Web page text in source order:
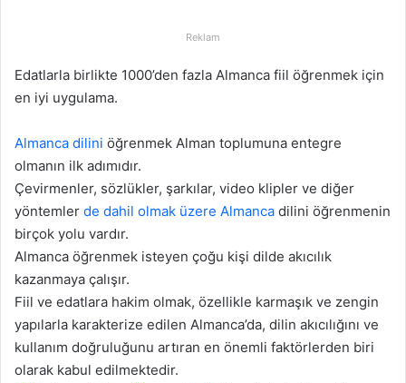
e
m
Reklam
Edatlarla birlikte 1000’den fazla Almanca fiil öğrenmek için
en iyi uygulama.
Almanca dilini öğrenmek Alman toplumuna entegre
olmanın ilk adımıdır.
Çevirmenler, sözlükler, şarkılar, video klipler ve diğer
yöntemler de dahil olmak üzere Almanca dilini öğrenmenin
birçok yolu vardır.
Almanca öğrenmek isteyen çoğu kişi dilde akıcılık
kazanmaya çalışır.
Fiil ve edatlara hakim olmak, özellikle karmaşık ve zengin
yapılarla karakterize edilen Almanca’da, dilin akıcılığını ve
kullanım doğruluğunu artıran en önemli faktörlerden biri
olarak kabul edilmektedir.